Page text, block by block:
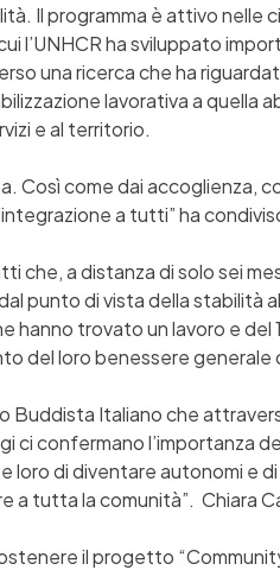
Il programma è attivo nelle
l’UNHCR ha sviluppato
una ricerca che ha
lavorativa a quella
e al territorio.
Così come dai accoglienza,
a tutti” ha
che, a distanza di solo sei
punto di vista della
hanno trovato un lavoro e
del loro benessere
Buddista Italiano che
ci confermano l’importanza
loro di diventare autonomi e
a tutta la comunità”. Chiara
il progetto